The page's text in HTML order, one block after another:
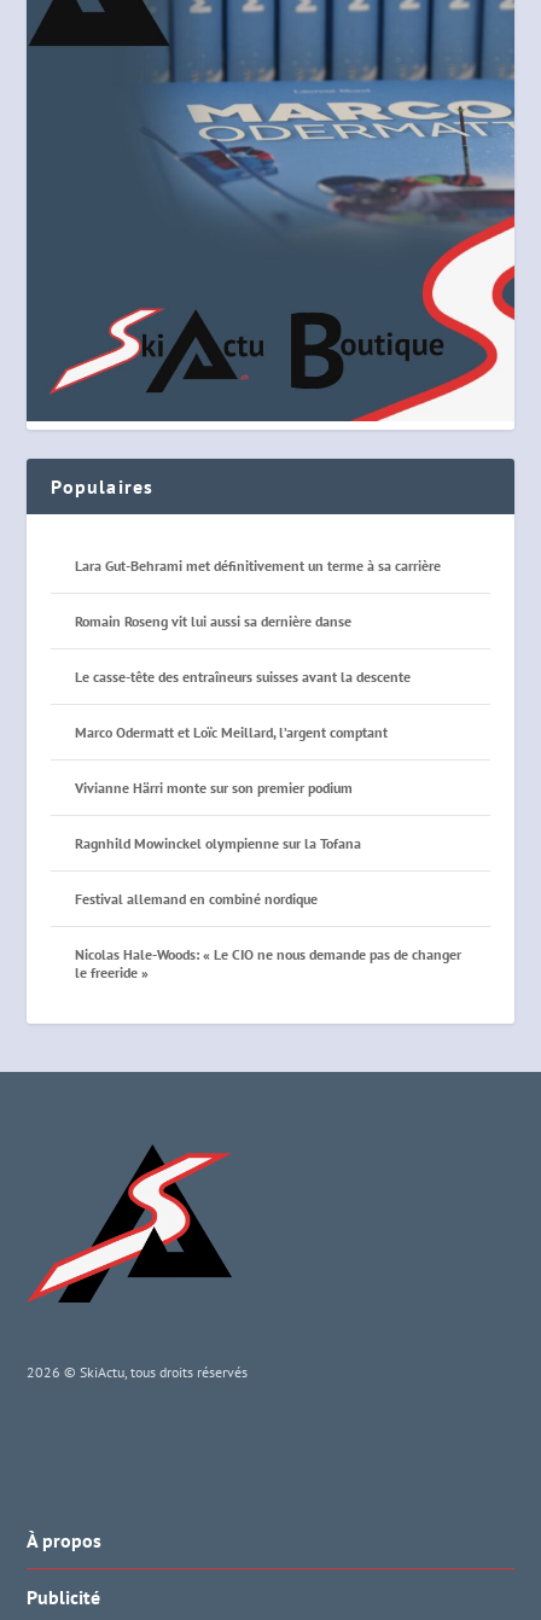
Populaires
Lara Gut-Behrami met définitivement un terme à sa carrière
Romain Roseng vit lui aussi sa dernière danse
Le casse-tête des entraîneurs suisses avant la descente
Marco Odermatt et Loïc Meillard, l’argent comptant
Vivianne Härri monte sur son premier podium
Ragnhild Mowinckel olympienne sur la Tofana
Festival allemand en combiné nordique
Nicolas Hale-Woods: « Le CIO ne nous demande pas de changer
le freeride »
2026 © SkiActu, tous droits réservés
À propos
Publicité